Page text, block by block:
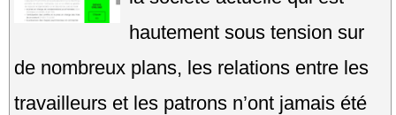
hautement sous tension sur
de nombreux plans, les relations entre les
travailleurs et les patrons n’ont jamais été